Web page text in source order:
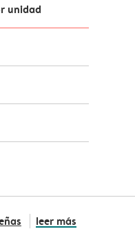
unidad
leer más